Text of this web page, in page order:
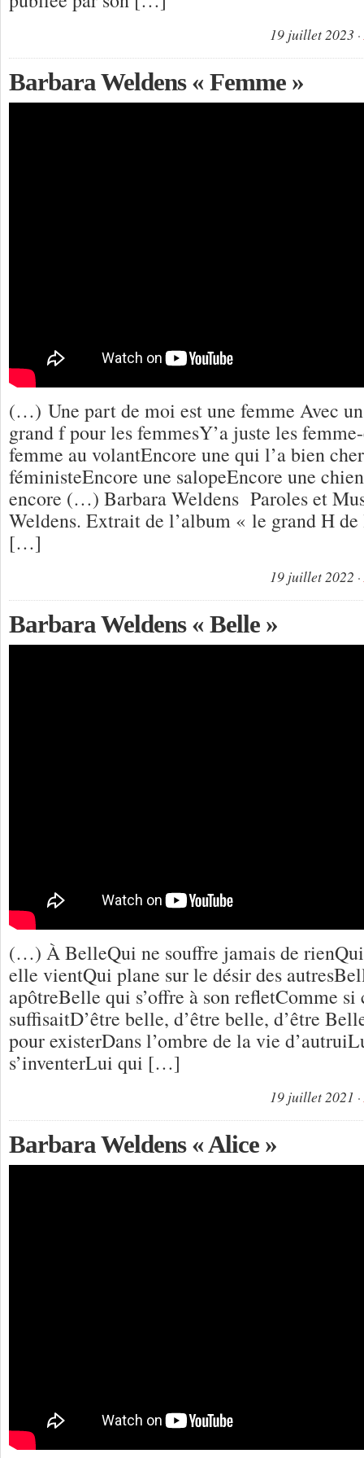
19 juillet 2023
Barbara Weldens « Femme »
(…) Une part de moi est une femme Avec
grand f pour les femmesY’a juste les
femme au volantEncore une qui l’a bien
féministeEncore une salopeEncore une
encore (…) Barbara Weldens Paroles et
Weldens. Extrait de l’album « le grand H
[…]
19 juillet 2022
Barbara Weldens « Belle »
(…) À BelleQui ne souffre jamais de
elle vientQui plane sur le désir des
apôtreBelle qui s’offre à son refletComme
suffisaitD’être belle, d’être belle, d’être
pour existerDans l’ombre de la vie
s’inventerLui qui […]
19 juillet 2021
Barbara Weldens « Alice »